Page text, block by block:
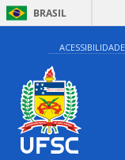
BRASIL
ACESSIBILIDADE